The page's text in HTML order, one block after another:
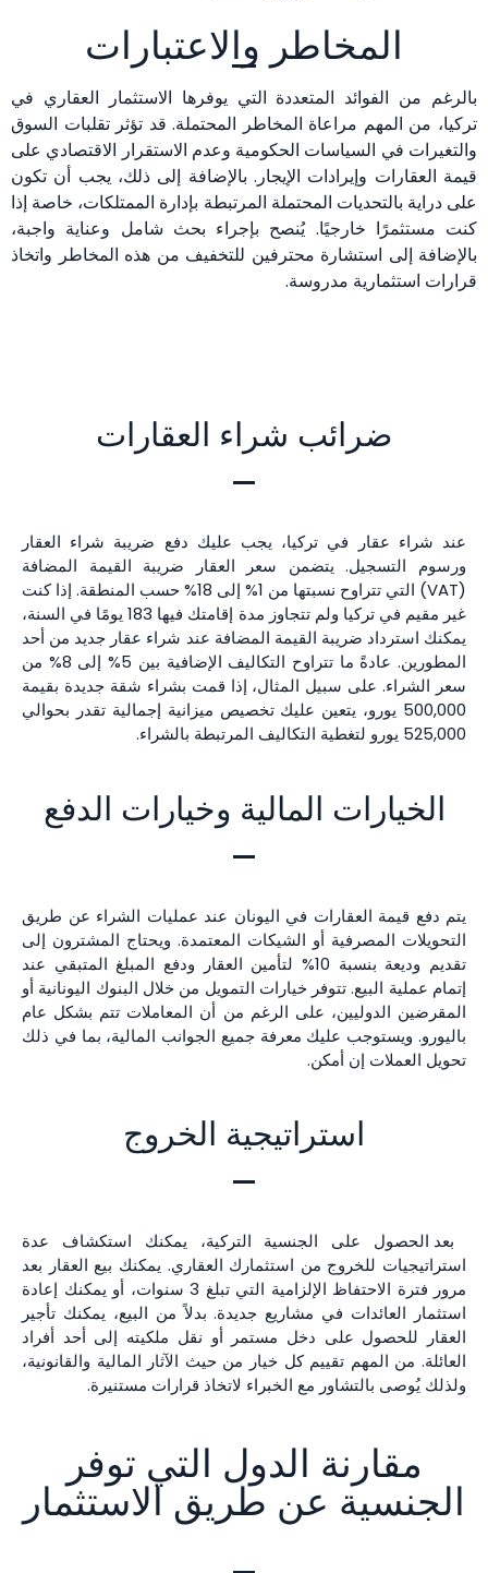
المخاطر والاعتبارات
بالرغم من الفوائد المتعددة التي يوفرها الاستثمار العقاري في
تركيا، من المهم مراعاة المخاطر المحتملة. قد تؤثر تقلبات السوق
والتغيرات في السياسات الحكومية وعدم الاستقرار الاقتصادي على
قيمة العقارات وإيرادات الإيجار. بالإضافة إلى ذلك، يجب أن تكون
على دراية بالتحديات المحتملة المرتبطة بإدارة الممتلكات، خاصة إذا
كنت مستثمرًا خارجيًا. يُنصح بإجراء بحث شامل وعناية واجبة،
بالإضافة إلى استشارة محترفين للتخفيف من هذه المخاطر واتخاذ
قرارات استثمارية مدروسة.
ضرائب شراء العقارات
عند شراء عقار في تركيا، يجب عليك دفع ضريبة شراء العقار
ورسوم التسجيل. يتضمن سعر العقار ضريبة القيمة المضافة
(VAT) التي تتراوح نسبتها من 1% إلى 18% حسب المنطقة. إذا كنت
غير مقيم في تركيا ولم تتجاوز مدة إقامتك فيها 183 يومًا في السنة،
يمكنك استرداد ضريبة القيمة المضافة عند شراء عقار جديد من أحد
المطورين. عادةً ما تتراوح التكاليف الإضافية بين 5% إلى 8% من
سعر الشراء. على سبيل المثال، إذا قمت بشراء شقة جديدة بقيمة
500,000 يورو، يتعين عليك تخصيص ميزانية إجمالية تقدر بحوالي
525,000 يورو لتغطية التكاليف المرتبطة بالشراء.
الخيارات المالية وخيارات الدفع
يتم دفع قيمة العقارات في اليونان عند عمليات الشراء عن طريق
التحويلات المصرفية أو الشيكات المعتمدة. ويحتاج المشترون إلى
تقديم وديعة بنسبة 10% لتأمين العقار ودفع المبلغ المتبقي عند
إتمام عملية البيع. تتوفر خيارات التمويل من خلال البنوك اليونانية أو
المقرضين الدوليين، على الرغم من أن المعاملات تتم بشكل عام
باليورو. ويستوجب عليك معرفة جميع الجوانب المالية، بما في ذلك
تحويل العملات إن أمكن.
استراتيجية الخروج
بعد الحصول على الجنسية التركية، يمكنك استكشاف عدة
استراتيجيات للخروج من استثمارك العقاري. يمكنك بيع العقار بعد
مرور فترة الاحتفاظ الإلزامية التي تبلغ 3 سنوات، أو يمكنك إعادة
استثمار العائدات في مشاريع جديدة. بدلاً من البيع، يمكنك تأجير
العقار للحصول على دخل مستمر أو نقل ملكيته إلى أحد أفراد
العائلة. من المهم تقييم كل خيار من حيث الآثار المالية والقانونية،
ولذلك يُوصى بالتشاور مع الخبراء لاتخاذ قرارات مستنيرة.
مقارنة الدول التي توفر
الجنسية عن طريق الاستثمار